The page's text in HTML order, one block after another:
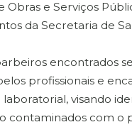
Obras e Serviços
da Secretaria de
encontrados
profissionais e
laboratorial, visando
contaminados com o